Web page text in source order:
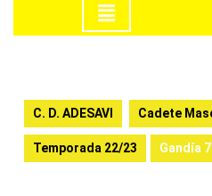
apertura
C. D. ADESAVI Cadete
Temporada 22/23 Gandía